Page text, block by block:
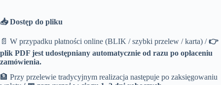
📥 Dostęp do pliku
📄 W przypadku płatności online (BLIK / szybki przelew / karta) /👉
plik PDF jest udostępniany automatycznie od razu po opłaceniu
zamówienia.
🏦 Przy przelewie tradycyjnym realizacja następuje po zaksięgowaniu